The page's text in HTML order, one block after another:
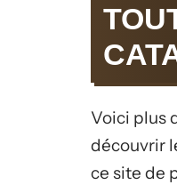
Voici plus
découvrir
ce site de